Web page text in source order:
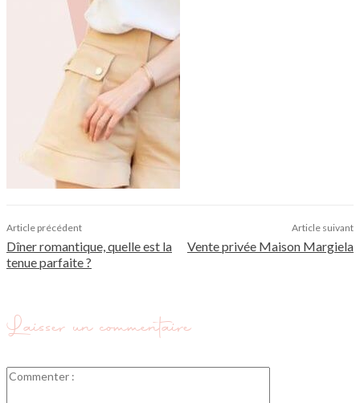
Article précédent
Dîner romantique, quelle est la
tenue parfaite ?
Article suivant
Vente privée Maison Margiela
Laisser un commentaire